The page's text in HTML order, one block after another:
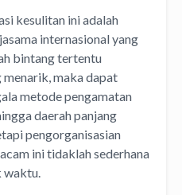
kesulitan ini adalah
internasional yang
bintang tertentu
menarik, maka dapat
metode pengamatan
daerah panjang
pengorganisasian
ini tidaklah sederhana
waktu.